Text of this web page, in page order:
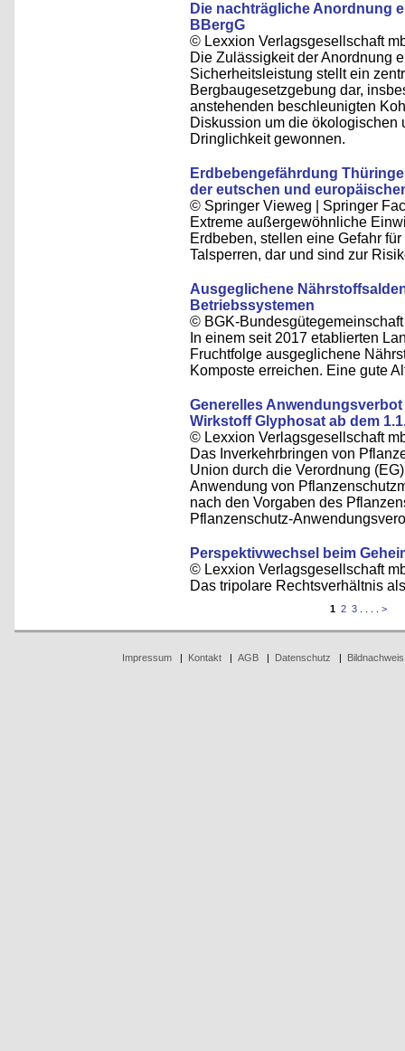
Die nachträgliche Anordnung
BBergG
© Lexxion Verlagsgesellschaft
Die Zulässigkeit der Anordnung
Sicherheitsleistung stellt ein
Bergbaugesetzgebung dar,
anstehenden beschleunigten
Diskussion um die
Dringlichkeit gewonnen.
Erdbebengefährdung
der eutschen und
© Springer Vieweg | Springer
Extreme außergewöhnliche
Erdbeben, stellen eine Gefahr
Talsperren, dar und sind zur
Ausgeglichene
Betriebssystemen
© BGK-
In einem seit 2017 etablierten
Fruchtfolge ausgeglichene
Komposte erreichen. Eine gute
Generelles
Wirkstoff Glyphosat ab dem
© Lexxion Verlagsgesellschaft
Das Inverkehrbringen von
Union durch die Verordnung
Anwendung von
nach den Vorgaben des
Pflanzenschutz-
Perspektivwechsel beim
© Lexxion Verlagsgesellschaft
Das tripolare Rechtsverhältnis
1 2 3 >
Impressum| Kontakt| AGB| Datenschutz | Bildnachweis